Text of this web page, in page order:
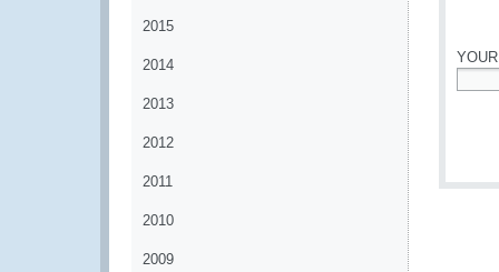
2015
2014
2013
2012
2011
2010
2009